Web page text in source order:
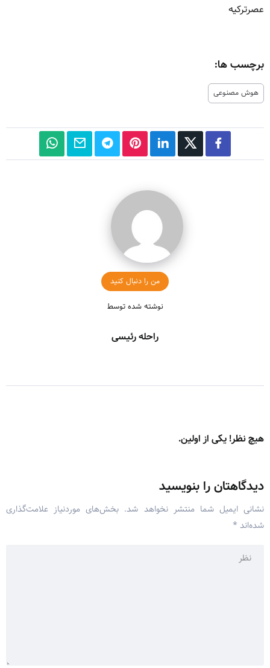
عصرترکیه
برچسب ها:
هوش مصنوعی
من را دنبال کنید
نوشته شده توسط
راحله رئیسی
هیچ نظر! یکی از اولین.
دیدگاهتان را بنویسید
نشانی ایمیل شما منتشر نخواهد شد. بخش‌های موردنیاز علامت‌گذاری
شده‌اند *